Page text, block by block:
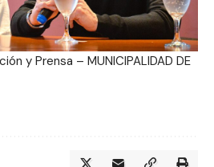
y Prensa – MUNICIPALIDAD DE